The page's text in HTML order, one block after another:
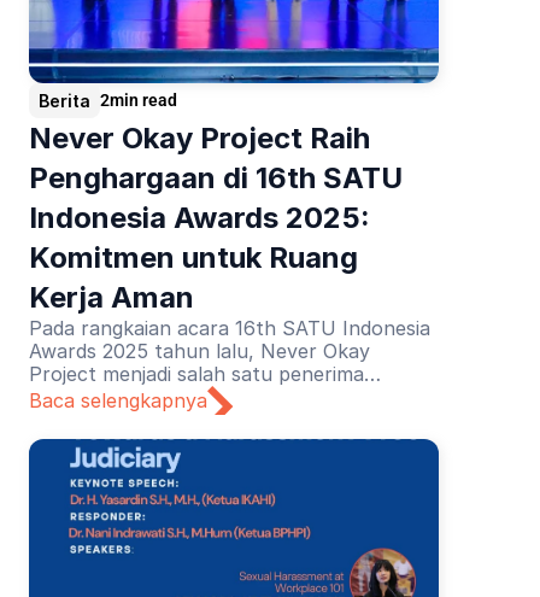
Berita 2min read
Never Okay Project Raih
Penghargaan di 16th SATU
Indonesia Awards 2025:
Komitmen untuk Ruang
Kerja Aman
Pada rangkaian acara 16th SATU Indonesia
Awards 2025 tahun lalu, Never Okay
Project menjadi salah satu penerima
penghargaan untuk kategori Pendidikan.
Apresiasi diberikan atas upaya edukasi
pencegahan dan penanganan pelecehan
seksual di dunia kerja.
Baca selengkapnya